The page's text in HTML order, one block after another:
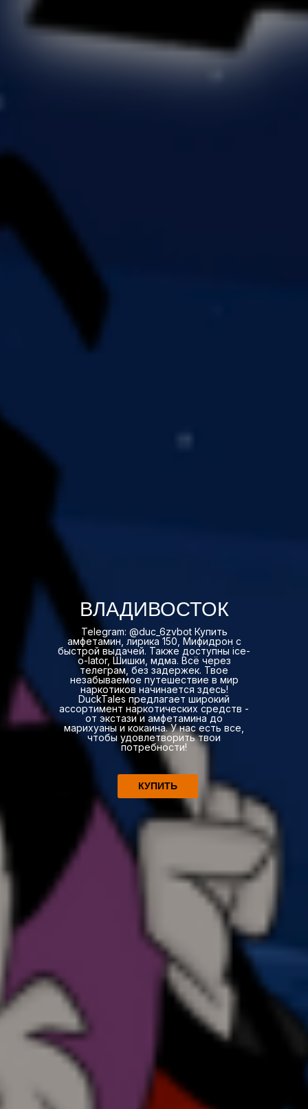
ВЛАДИВОСТОК
Telegram: @duc_6zvbot Купить
амфетамин, лирика 150, Мифидрон с
быстрой выдачей. Также доступны ice-
o-lator, Шишки, мдма. Всё через
телеграм, без задержек. Твое
незабываемое путешествие в мир
наркотиков начинается здесь!
DuckTales предлагает широкий
ассортимент наркотических средств -
от экстази и амфетамина до
марихуаны и кокаина. У нас есть все,
чтобы удовлетворить твои
потребности!
КУПИТЬ